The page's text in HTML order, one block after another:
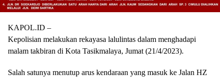
KAPOL.ID –
Kepolisian melakukan rekayasa lalulintas dalam menghadapi
malam takbiran di Kota Tasikmalaya, Jumat (21/4/2023).
Salah satunya menutup arus kendaraan yang masuk ke Jalan HZ